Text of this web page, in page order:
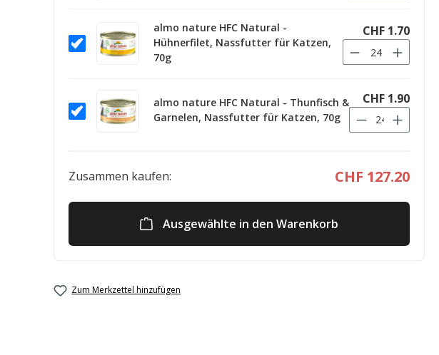
almo nature HFC Natural -
Hühnerfilet, Nassfutter für Katzen,
70g
CHF 1.70
almo nature HFC Natural - Thunfisch &
Garnelen, Nassfutter für Katzen, 70g
CHF 1.90
Zusammen kaufen: CHF 127.20
Ausgewählte in den Warenkorb
Zum Merkzettel hinzufügen